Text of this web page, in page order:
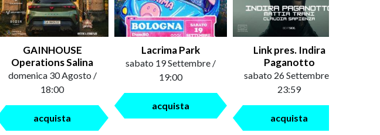
GAINHOUSE
Operations Salina
domenica 30 Agosto /
18:00
acquista
Lacrima Park
sabato 19 Settembre /
19:00
acquista
Link pres. Indira
Paganotto
sabato 26 Settembre /
23:59
acquista